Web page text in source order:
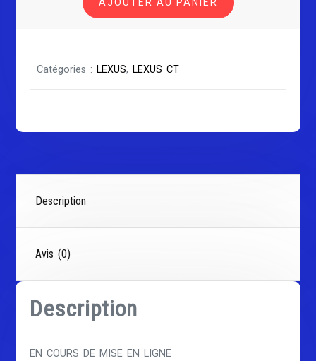
CT
Catégories : LEXUS, LEXUS CT
Description
Avis (0)
Description
EN COURS DE MISE EN LIGNE